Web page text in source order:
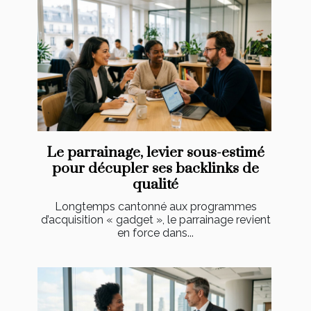
Le parrainage, levier sous-estimé
pour décupler ses backlinks de
qualité
Longtemps cantonné aux programmes
d’acquisition « gadget », le parrainage revient
en force dans...